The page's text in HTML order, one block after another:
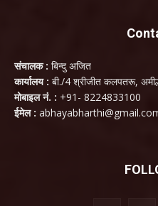
संचालक : बिन्दु अजित
कार्यालय : बी./4 श्रीजीत कलपतरू,
मोबाइल नं. : +91- 8224833100
ईमेल :